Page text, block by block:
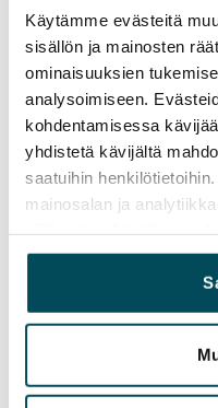
Käytämme evästeitä
sisällön ja mainosten
ominaisuuksien
analysoimiseen.
kohdentamisessa
yhdistetä kävijältä
saatuihin
mainosalan ja
yhdistää näitä tietoja
heille tai joita on kerätty,
palvelujaan.
on myös pyykkikaappi.
pyykinpesukoneliitäntä
Suihkutilassa on
Märkätilat on
asuntokohtaiseen
Parvekkeet on
joten kesää voi jatkaa
Sopimus ja